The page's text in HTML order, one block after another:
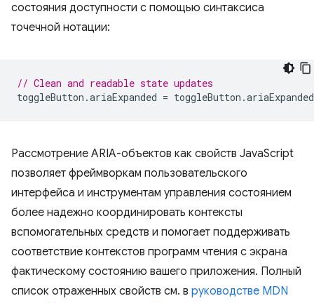
состояния доступности с помощью синтаксиса
точечной нотации:
// Clean and readable state updates
toggleButton .ariaExpanded = toggleButton .ariaExpanded
Рассмотрение ARIA-объектов как свойств JavaScript
позволяет фреймворкам пользовательского
интерфейса и инструментам управления состоянием
более надежно координировать контексты
вспомогательных средств и помогает поддерживать
соответствие контекстов программ чтения с экрана
фактическому состоянию вашего приложения. Полный
список отраженных свойств см. в руководстве MDN